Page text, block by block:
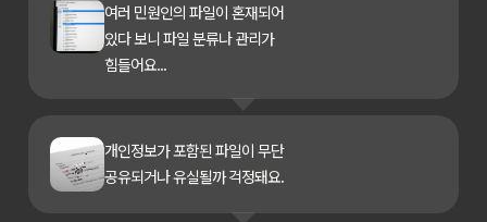
여러 민원인의 파일이 혼재되어
있다 보니 파일 분류나 관리가
힘들어요...
개인정보가 포함된 파일이 무단
공유되거나 유실될까 걱정돼요.